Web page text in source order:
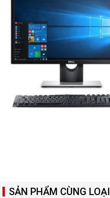
SẢN PHẨM CÙNG LOẠI